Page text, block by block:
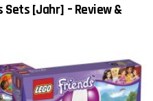
Sets [Jahr] – Review &